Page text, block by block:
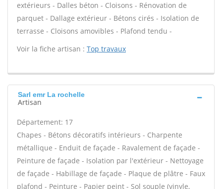
extérieurs - Dalles béton - Cloisons - Rénovation de
parquet - Dallage extérieur - Bétons cirés - Isolation de
terrasse - Cloisons amovibles - Plafond tendu -
Voir la fiche artisan : Top travaux
Sarl emr La rochelle
Artisan
Département: 17
Chapes - Bétons décoratifs intérieurs - Charpente
métallique - Enduit de façade - Ravalement de façade -
Peinture de façade - Isolation par l'extérieur - Nettoyage
de façade - Habillage de façade - Plaque de plâtre - Faux
plafond - Peinture - Papier peint - Sol souple (vinyle,